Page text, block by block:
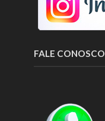
FALE CONOSCO